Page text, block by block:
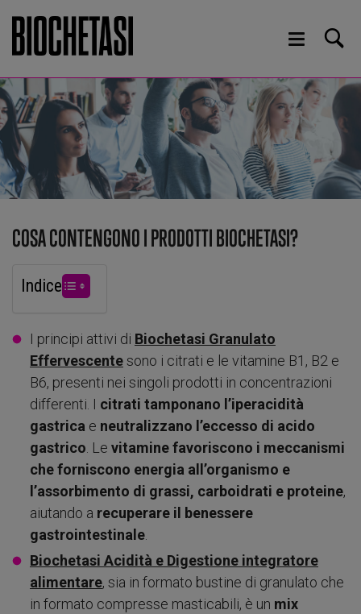
COSA CONTENGONO I PRODOTTI BIOCHETASI?
Indice
I principi attivi di Biochetasi Granulato
Effervescentesono i citrati e le vitamine B1, B2 e
B6, presenti nei singoli prodotti in concentrazioni
differenti. I citrati tamponano l’iperacidità
gastrica e neutralizzano l’eccesso di acido
gastrico . Le vitaminefavoriscono i meccanismi
che forniscono energia all’organismo e
l’assorbimento di grassi, carboidrati e proteine,
aiutando a recuperare il benessere
gastrointestinale
Biochetasi Acidità e Digestione integratore
alimentare, sia in formato bustine di granulato che
in formato compresse masticabili, è un mix